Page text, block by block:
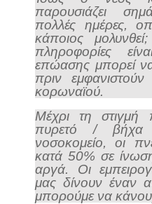
παρουσιάζει
πολλές ημέρες,
κάποιος
πληροφορίες
επώασης μπορεί
πριν
κορωναϊού.
Μέχρι τη στιγμή
πυρετό / βήχα
νοσοκομείο, οι
κατά 50% σε
αργά. Οι
μας δίνουν έναν
μπορούμε να